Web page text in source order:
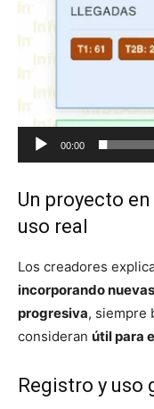
00:00
Un proyecto
uso real
Los creadores
incorporando
progresiva, siempre
consideran útil para
Registro y uso